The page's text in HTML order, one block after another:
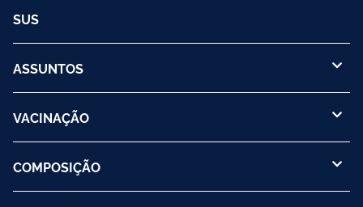
SUS
ASSUNTOS
VACINAÇÃO
COMPOSIÇÃO